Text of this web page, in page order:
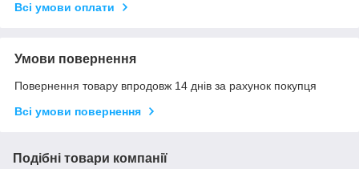
Всі умови оплати
Умови повернення
Повернення товару впродовж 14 днів за рахунок покупця
Всі умови повернення
Подібні товари компанії